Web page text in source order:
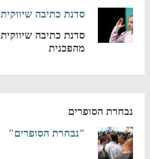
סדנת כתיבה שיווקית
סדנת כתיבה שיווקית
מהפכנית
נבחרת הסופרים
"נבחרת הסופרים"